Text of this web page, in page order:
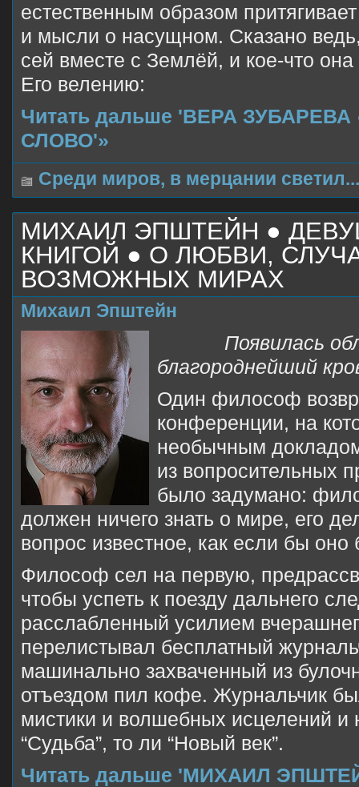
естественным образом
и мысли о насущном. Сказано
сей вместе с Землёй, и кое-что
Его велению:
Читать дальше 'ВЕРА
СЛОВО'»
Среди миров, в мерцании светил...
МИХАИЛ ЭПШТЕЙН ●
КНИГОЙ ● O ЛЮБВИ,
ВОЗМОЖНЫХ МИРАХ
Михаил Эпштейн
Появилась
благороднейший
Один философ
конференции, на
необычным
из вопросительных
было задумано:
должен ничего знать о мире, его
вопрос известное, как если бы
Философ сел на первую,
чтобы успеть к поезду дальнего
расслабленный усилием
перелистывал бесплатный
машинально захваченный из
отъездом пил кофе. Журнальчик
мистики и волшебных исцелений и
“Судьба”, то ли “Новый век”.
Читать дальше 'МИХАИЛ